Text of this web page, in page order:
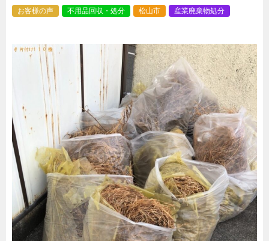
お客様の声
不用品回収・処分 松山市 産業廃棄物処分